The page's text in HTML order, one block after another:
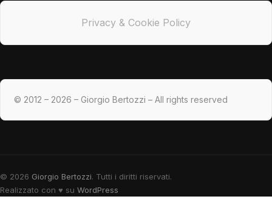
Privacy & Cookie Policy
© 2012 – 2026 – Giorgio Bertozzi – All rights reserved
© 2026 Giorgio Bertozzi. Tutti i diritti riservati.
Realizzato con ♥ su WordPress